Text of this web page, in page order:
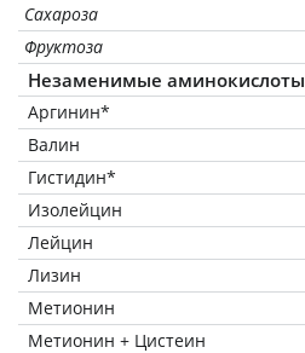
Сахароза
Фруктоза
Незаменимые аминокислоты
Аргинин*
Валин
Гистидин*
Изолейцин
Лейцин
Лизин
Метионин
Метионин + Цистеин